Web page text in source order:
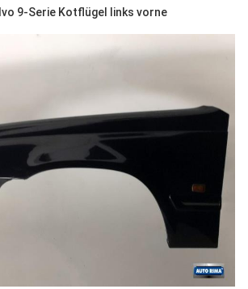
9-Serie Kotflügel links vorne